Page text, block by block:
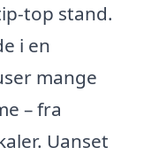
top stand.
i en
mange
– fra
Uanset